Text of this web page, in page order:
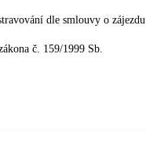
dle smlouvy o zájezdu
č. 159/1999 Sb.